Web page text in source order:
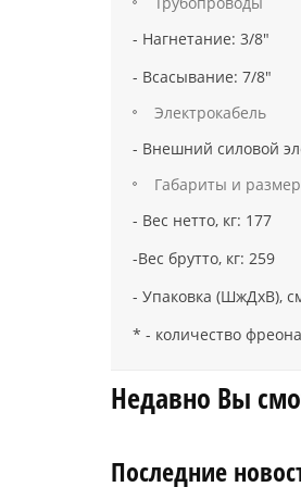
- Нагнетание: 3/8"
- Всасывание: 7/8"
Электрокабель
- Внешний силовой
Габариты и
- Вес нетто, кг: 177
-Вес брутто, кг: 259
- Упаковка (ШжДхВ),
* - количество
Недавно Вы
Последние